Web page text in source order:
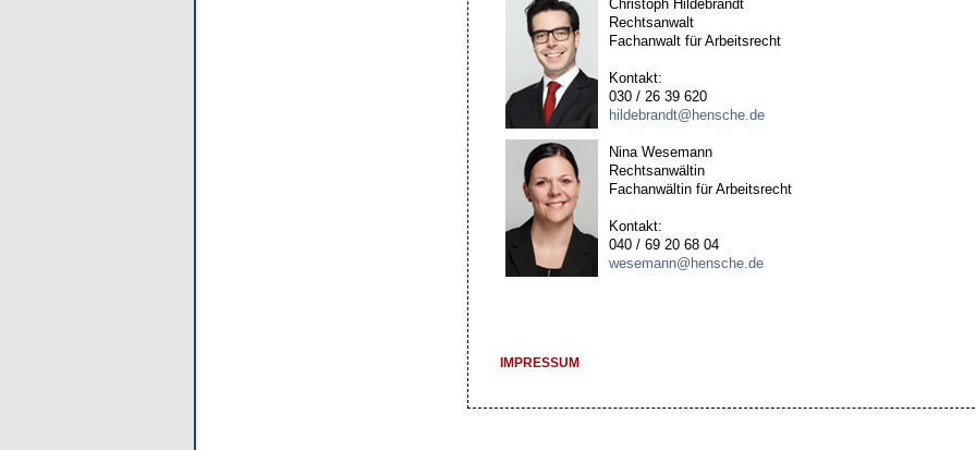
Christoph Hildebrandt
Rechtsanwalt
Fachanwalt für Arbeitsrecht
Kontakt:
030 / 26 39 620
hildebrandt@hensche.de
Nina Wesemann
Rechtsanwältin
Fachanwältin für Arbeitsrecht
Kontakt:
040 / 69 20 68 04
wesemann@hensche.de
IMPRESSUM